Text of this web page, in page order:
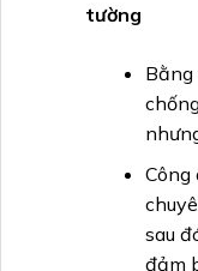
tường
Bằng
Công
sau
đảm